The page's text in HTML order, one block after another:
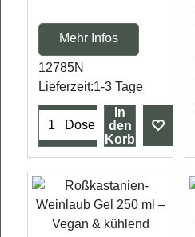
Mehr Infos
12785N
Lieferzeit:1-3 Tage
Dose
In
den
Korb